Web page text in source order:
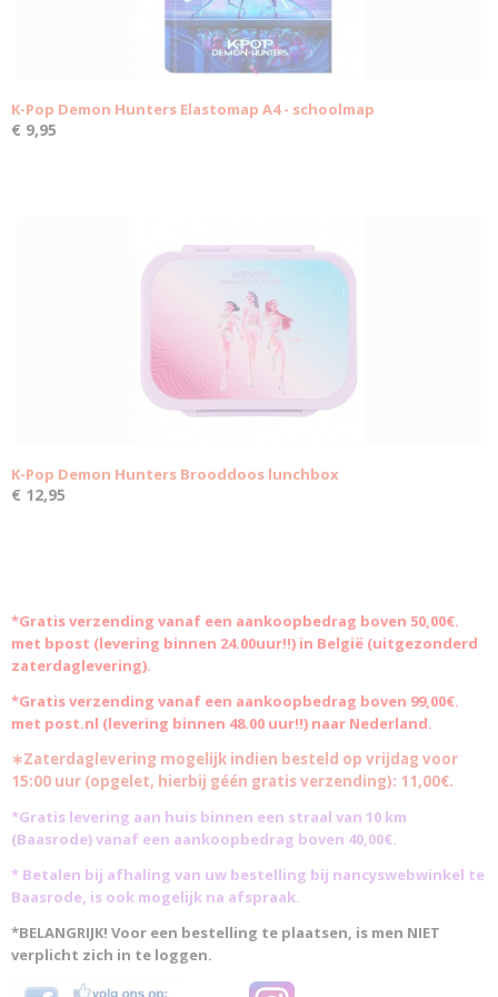
K-Pop Demon Hunters Elastomap A4 - schoolmap
€ 9,95
K-Pop Demon Hunters Brooddoos lunchbox
€ 12,95
*Gratisverzending vanaf een aankoopbedrag boven 50,00€.
met bpost (levering binnen 24.00uur!!) in België (uitgezonderd
zaterdaglevering).
*Gratis verzending vanaf een aankoopbedrag boven 99,00€.
met post.nl (levering binnen 48.00 uur!!) naar Nederland.
∗Zaterdaglevering mogelijk indien besteld op vrijdag voor
15:00 uur (opgelet, hierbij géén gratis verzending): 11,00€.
*Gratis levering aan huis binnen een straal van 10 km
(Baasrode)vanaf een aankoopbedrag boven 40,00€.
* Betalen bij afhaling van uw bestelling bij nancyswebwinkel te
Baasrode, is ook mogelijk na afspraak.
*BELANGRIJK! Voor een bestelling te plaatsen, is men NIET
verplicht zich in te loggen.